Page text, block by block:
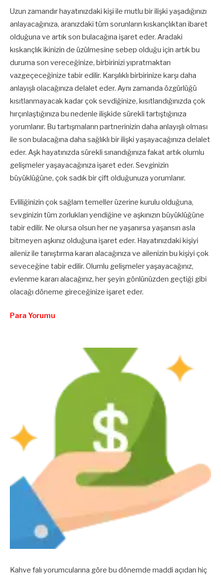
Uzun zamandır hayatınızdaki kişi ile mutlu bir ilişki yaşadığınızı
anlayacağınıza, aranızdaki tüm sorunların kıskançlıktan ibaret
olduğuna ve artık son bulacağına işaret eder. Aradaki
kıskançlık ikinizin de üzülmesine sebep olduğu için artık bu
duruma son vereceğinize, birbirinizi yıpratmaktan
vazgeçeceğinize tabir edilir. Karşılıklı birbirinize karşı daha
anlayışlı olacağınıza delalet eder. Aynı zamanda özgürlüğü
kısıtlanmayacak kadar çok sevdiğinize, kısıtlandığınızda çok
hırçınlaştığınıza bu nedenle ilişkide sürekli tartıştığınıza
yorumlanır. Bu tartışmaların partnerinizin daha anlayışlı olması
ile son bulacağına daha sağlıklı bir ilişki yaşayacağınıza delalet
eder. Aşk hayatınızda sürekli sınandığınıza fakat artık olumlu
gelişmeler yaşayacağınıza işaret eder. Sevginizin
büyüklüğüne, çok sadık bir çift olduğunuza yorumlanır.
Evliliğinizin çok sağlam temeller üzerine kurulu olduğuna,
sevginizin tüm zorlukları yendiğine ve aşkınızın büyüklüğüne
tabir edilir. Ne olursa olsun her ne yaşanırsa yaşansın asla
bitmeyen aşkınız olduğuna işaret eder. Hayatınızdaki kişiyi
aileniz ile tanıştırma kararı alacağınıza ve ailenizin bu kişiyi çok
seveceğine tabir edilir. Olumlu gelişmeler yaşayacağınız,
evlenme kararı alacağınız, her şeyin gönlünüzden geçtiği gibi
olacağı döneme gireceğinize işaret eder.
Para Yorumu
Kahve falı yorumcularına göre bu dönemde maddi açıdan hiç